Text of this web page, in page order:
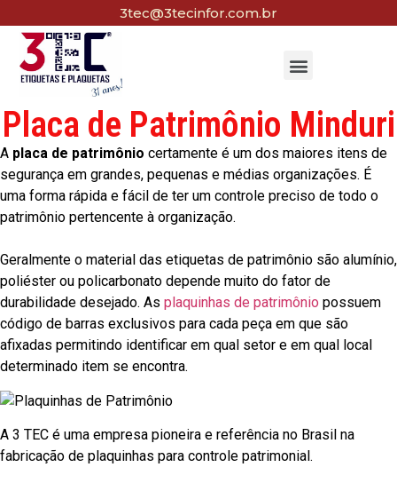
3tec@3tecinfor.com.br
Placa de Patrimônio Minduri
A placa de patrimônio certamente é um dos maiores itens de
segurança em grandes, pequenas e médias organizações. É
uma forma rápida e fácil de ter um controle preciso de todo o
patrimônio pertencente à organização.
Geralmente o material das etiquetas de patrimônio são alumínio,
poliéster ou policarbonato depende muito do fator de
durabilidade desejado. As plaquinhas de patrimônio possuem
código de barras exclusivos para cada peça em que são
afixadas permitindo identificar em qual setor e em qual local
determinado item se encontra.
A 3 TEC é uma empresa pioneira e referência no Brasil na
fabricação de plaquinhas para controle patrimonial.